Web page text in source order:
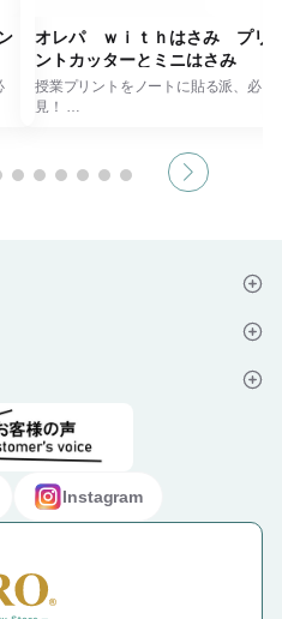
ォ
オレパ ｗｉｔｈはさみ プリ
ントカッターとミニはさみ
授業プリントをノートに貼る派、必
見！
マンス向上！
1本2役！まっすぐ切れるプリントカ
※段ボールや布などは切らないでくだ
お気に入りの色をえらべる！４色のカ
※プリントカッターはコピー用紙やプ
リント1枚専用です
ださい）
【名入れをご希望のお客様は、お問い
さい。】
Instagram